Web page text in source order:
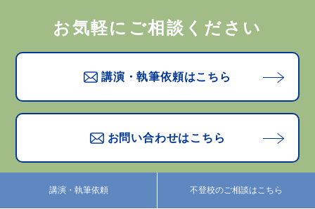
講演・執筆依頼 不登校のご相談はこちら
お気軽にご相談ください
講演・執筆依頼はこちら
お問い合わせはこちら